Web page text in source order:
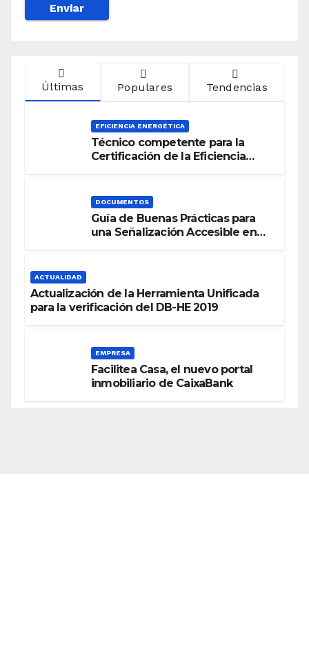
Últimas Populares Tendencias
EFICIENCIA ENERGÉTICA
Técnico competente para la
Certificación de la Eficiencia
DOCUMENTOS
Guía de Buenas Prácticas para
una Señalización Accesible en
ACTUALIDAD
Actualización de la Herramienta Unificada
para la verificación del DB-HE 2019
EMPRESA
Facilitea Casa, el nuevo portal
inmobiliario de CaixaBank